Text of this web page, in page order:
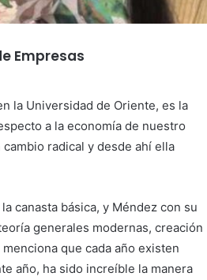
Empresas
la Universidad de Oriente, es la
a la economía de nuestro
radical y desde ahí ella
canasta básica, y Méndez con su
generales modernas, creación
que cada año existen
año, ha sido increíble la manera